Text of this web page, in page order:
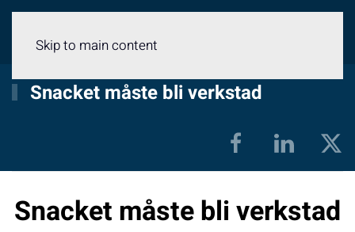
Skip to main content
Snacket måste bli verkstad
Snacket måste bli verkstad